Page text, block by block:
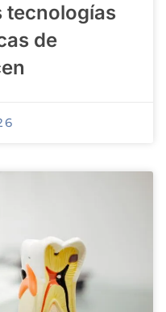
tecnologías
de